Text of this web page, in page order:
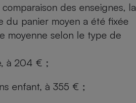
des enseignes, la
du panier moyen a été fixée
moyenne selon le type de
à 204 € ;
enfant, à 355 € ;